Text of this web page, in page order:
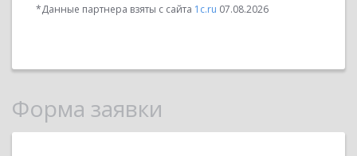
*Данные партнера взяты с сайта 1c.ru 07.08.2026
Форма заявки